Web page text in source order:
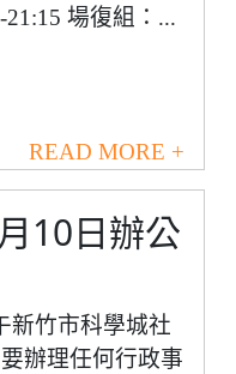
場復組：...
READ MORE +
10日辦公
新竹市科學城社
辦理任何行政事